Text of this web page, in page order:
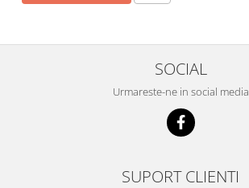
SOCIAL
Urmareste-ne in social media
SUPORT CLIENTI